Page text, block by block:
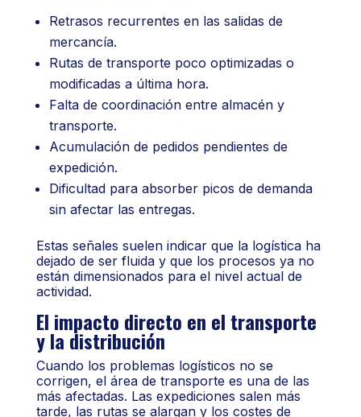
Retrasos recurrentes en las salidas de
mercancía.
Rutas de transporte poco optimizadas o
modificadas a última hora.
Falta de coordinación entre almacén y
transporte.
Acumulación de pedidos pendientes de
expedición.
Dificultad para absorber picos de demanda
sin afectar las entregas.
Estas señales suelen indicar que la logística ha
dejado de ser fluida y que los procesos ya no
están dimensionados para el nivel actual de
actividad.
El impacto directo en el transporte
y la distribución
Cuando los problemas logísticos no se
corrigen, el área de transporte es una de las
más afectadas. Las expediciones salen más
tarde, las rutas se alargan y los costes de